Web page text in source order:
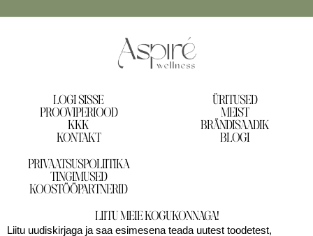
LOGI SISSE
PROOVIPERIOOD
KKK
KONTAKT
ÜRITUSED
MEIST
BRÄNDISAADIK
BLOGI
PRIVAATSUSPOLIITIKA
TINGIMUSED
KOOSTÖÖPARTNERID
LIITU MEIE KOGUKONNAGA!
Liitu uudiskirjaga ja saa esimesena teada uutest toodetest,